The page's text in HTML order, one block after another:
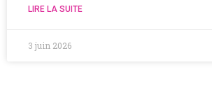
LIRE LA SUITE
3 juin 2026